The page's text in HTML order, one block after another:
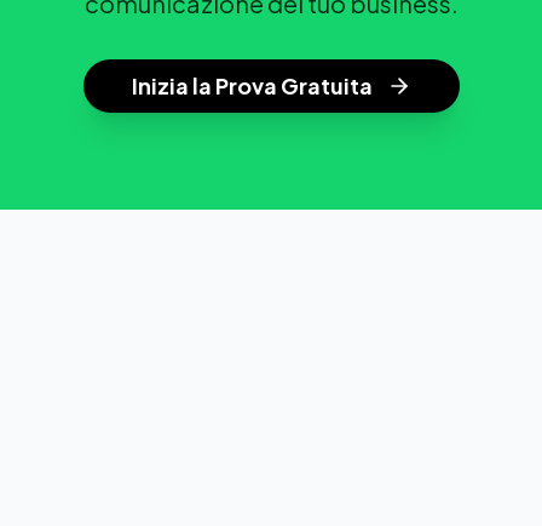
Inizia la Prova Gratuita